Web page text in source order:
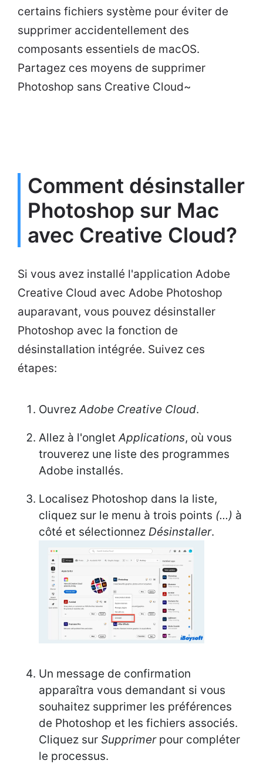
certains fichiers système pour éviter de
supprimer accidentellement des
composants essentiels de macOS.
Partagez ces moyens de supprimer
Photoshop sans Creative Cloud~
Comment désinstaller
Photoshop sur Mac
avec Creative Cloud?
Si vous avez installé l'application Adobe
Creative Cloud avec Adobe Photoshop
auparavant, vous pouvez désinstaller
Photoshop avec la fonction de
désinstallation intégrée. Suivez ces
étapes:
OuvrezAdobe Creative Cloud.
Allez à l'ongletApplications, où vous
trouverez une liste des programmes
Adobe installés.
Localisez Photoshop dans la liste,
cliquez sur le menu à trois points (...) à
côté et sélectionnez Désinstaller.
Un message de confirmation
apparaîtra vous demandant si vous
souhaitez supprimer les préférences
de Photoshop et les fichiers associés.
Cliquez sur Supprimerpour compléter
le processus.